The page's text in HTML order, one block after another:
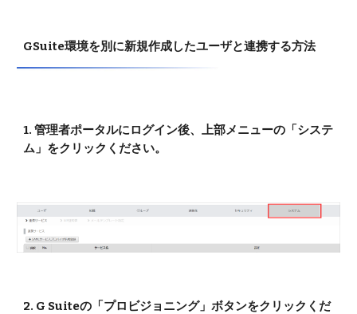
GSuite環境を別に新規作成したユーザと連携する方法
1. 管理者ポータルにログイン後、上部メニューの「システ
ム」をクリックください。
2. G Suiteの「プロビジョニング」ボタンをクリックくだ